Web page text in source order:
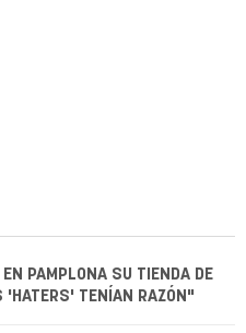
PAMPLONA SU TIENDA DE
'HATERS' TENÍAN RAZÓN"